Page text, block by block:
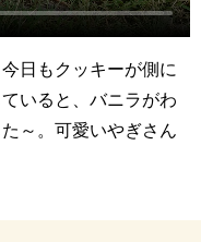
日もクッキーが側に
いると、バニラがわ
～。可愛いやぎさん